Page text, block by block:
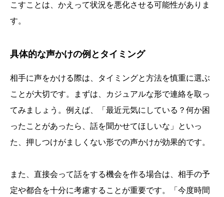
こすことは、かえって状況を悪化させる可能性がありま
す。
具体的な声かけの例とタイミング
相手に声をかける際は、タイミングと方法を慎重に選ぶ
ことが大切です。まずは、カジュアルな形で連絡を取っ
てみましょう。例えば、「最近元気にしている？何か困
ったことがあったら、話を聞かせてほしいな」といっ
た、押しつけがましくない形での声かけが効果的です。
また、直接会って話をする機会を作る場合は、相手の予
定や都合を十分に考慮することが重要です。「今度時間